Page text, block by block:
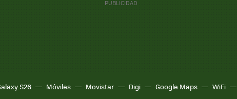
S26 Móviles Movistar Digi Google Maps WiFi